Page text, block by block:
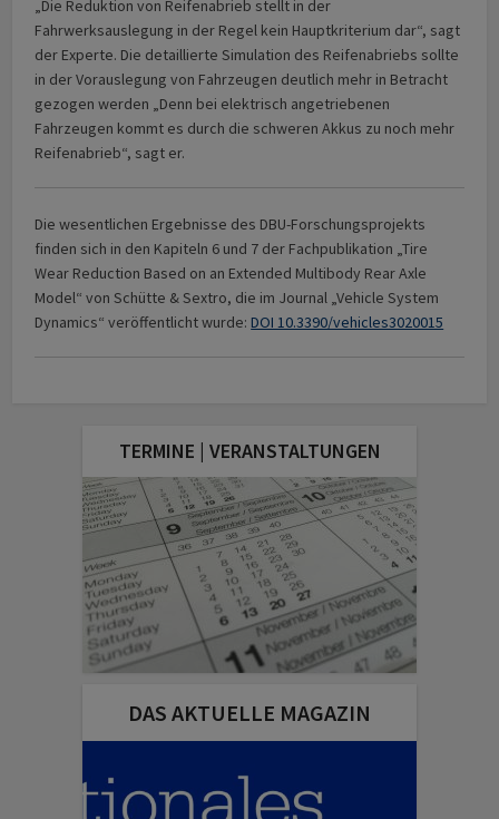
„Die Reduktion von Reifenabrieb stellt in der
Fahrwerksauslegung in der Regel kein Hauptkriterium dar“, sagt
der Experte. Die detaillierte Simulation des Reifenabriebs sollte
in der Vorauslegung von Fahrzeugen deutlich mehr in Betracht
gezogen werden „Denn bei elektrisch angetriebenen
Fahrzeugen kommt es durch die schweren Akkus zu noch mehr
Reifenabrieb“, sagt er.
Die wesentlichen Ergebnisse des DBU-Forschungsprojekts
finden sich in den Kapiteln 6 und 7 der Fachpublikation „Tire
Wear Reduction Based on an Extended Multibody Rear Axle
Model“ von Schütte & Sextro, die im Journal „Vehicle System
Dynamics“ veröffentlicht wurde:DOI 10.3390/vehicles3020015
TERMINE | VERANSTALTUNGEN
DAS AKTUELLE MAGAZIN